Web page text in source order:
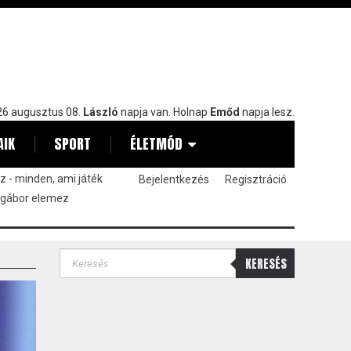
augusztus 08. László napja van. Holnap Emőd napja lesz.
SPORT ÉLETMÓD
- minden, ami játék
elemez
Bejelentkezés Regisztráció
KERESÉS